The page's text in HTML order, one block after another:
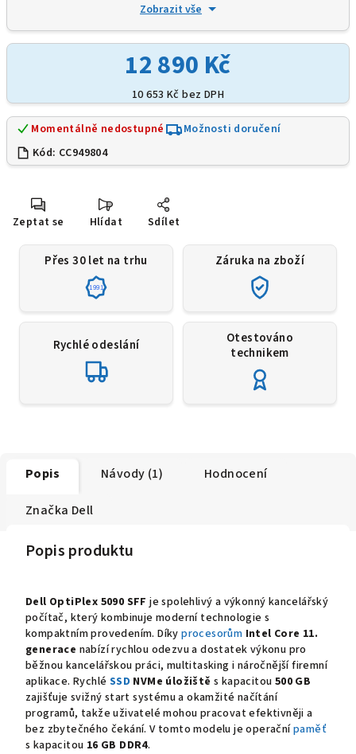
Zobrazit vše
12 890 Kč
10 653 Kč bez DPH
Momentálně nedostupné
Možnosti doručení
Kód: CC949804
Zeptat se Hlídat Sdílet
Přes 30 let na trhu
1991
Záruka na zboží
Rychlé odeslání
Otestováno
technikem
Popis Návody (1) Hodnocení
Značka Dell
Popis produktu
Dell OptiPlex 5090 SFF je spolehlivý a výkonný kancelářský
počítač, který kombinuje moderní technologie s
kompaktním provedením. Díkyprocesorům Intel Core 11.
generace nabízí rychlou odezvu a dostatek výkonu pro
běžnou kancelářskou práci, multitasking i náročnější firemní
aplikace. Rychlé SSD NVMe úložiště s kapacitou 500 GB
zajišťuje svižný start systému a okamžité načítání
programů, takže uživatelé mohou pracovat efektivněji a
bez zbytečného čekání. V tomto modelu je operačnípaměť
s kapacitou 16 GB DDR4.